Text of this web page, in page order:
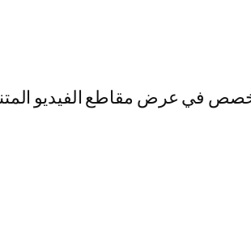
في عرض مقاطع الفيديو